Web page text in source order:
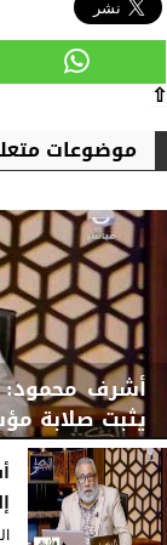
⇧
موضوعات
أشرف محمود:
يثبت صلابة
الجمعة، 7 أغسطس 2026